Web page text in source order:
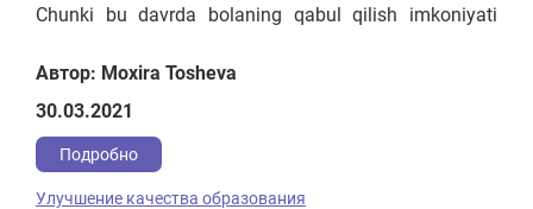
Chunki bu davrda bolaning qabul qilish imkoniyati
orqali olgan bilimlari maktab darslarini oson
"Mental arifmetika" "Konstruktorlik","Mexatronika"
fanlaridan qo'shimcha mashg'ulotlar tashkil qilish
nazarda tutiladi.
Автор: Moxira Tosheva
30.03.2021
Подробно
Улучшение качества образования